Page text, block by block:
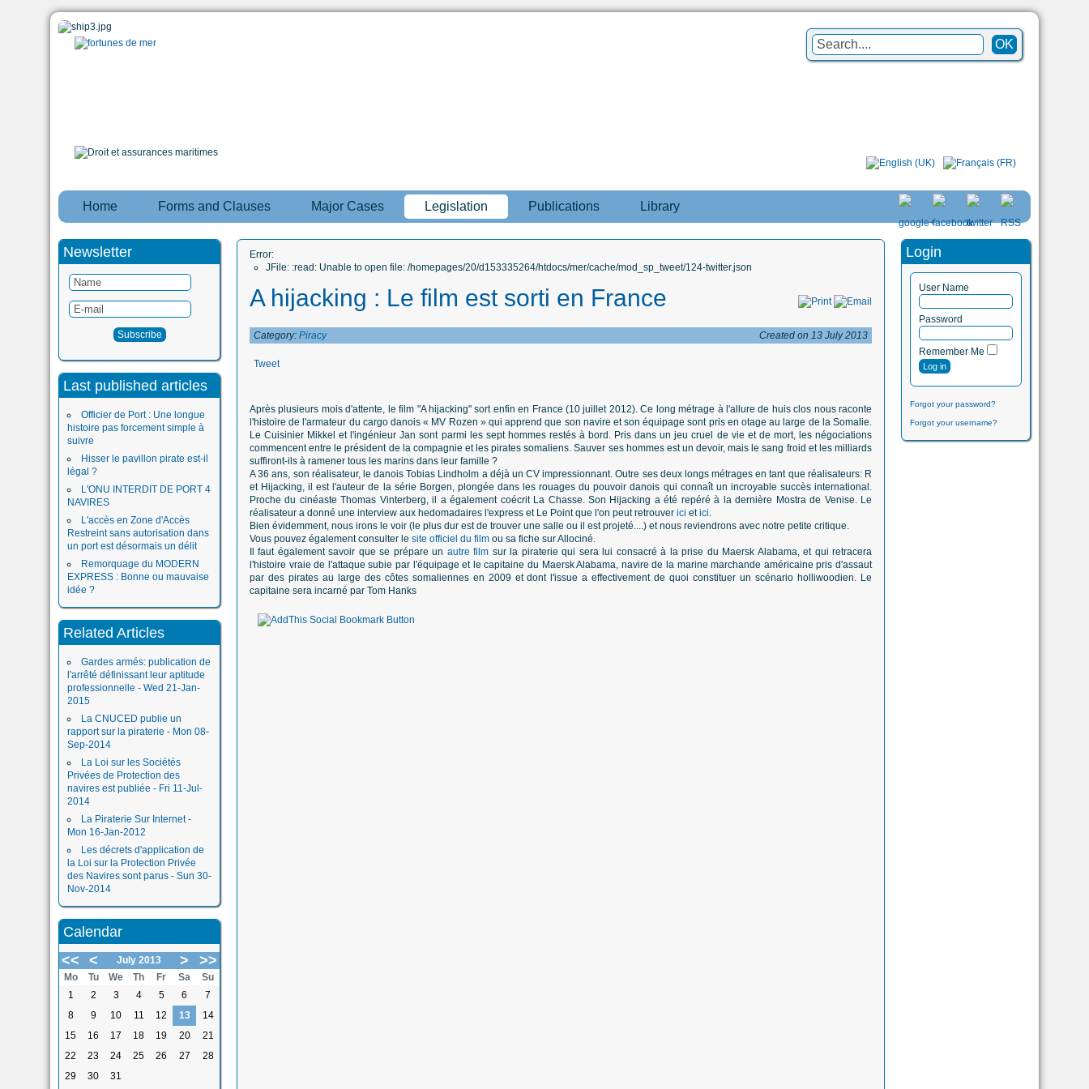
Home Forms and Clauses Major Cases Legislation Publications Library
Newsletter
Last published articles
Officier de Port : Une longue
histoire pas forcement simple à
suivre
Hisser le pavillon pirate est-il
légal ?
L'ONU INTERDIT DE PORT 4
NAVIRES
L'accès en Zone d'Accès
Restreint sans autorisation dans
un port est désormais un délit
Remorquage du MODERN
EXPRESS : Bonne ou mauvaise
idée ?
Related Articles
Gardes armés: publication de
l'arrêté définissant leur aptitude
professionnelle - Wed 21-Jan-
2015
La CNUCED publie un
rapport sur la piraterie - Mon 08-
Sep-2014
La Loi sur les Sociétés
Privées de Protection des
navires est publiée - Fri 11-Jul-
2014
La Piraterie Sur Internet -
Mon 16-Jan-2012
Les décrets d'application de
la Loi sur la Protection Privée
des Navires sont parus - Sun 30-
Nov-2014
Calendar
<<
< July 2013 > >>
Mo Tu We Th Fr Sa
Su
1
2 3 4 5 6
7
8
9 10 11 12 13
14
15
16 17 18 19 20
21
22
23 24 25 26 27
28
29
30 31
Login
User Name
Password
Remember Me
Forgot your password?
Forgot your username?
Error:
JFile: :read: Unable to open file: /homepages/20/d153335264/htdocs/mer/cache/mod_sp_tweet/124-twitter.json
A hijacking : Le film est sorti en France
Category: Piracy Created on 13 July 2013
Tweet
Après plusieurs mois d'attente, le film "A hijacking" sort enfin en France (10 juillet 2012). Ce long métrage à l'allure de huis clos nous raconte
l'histoire de l'armateur du cargo danois « MV Rozen » qui apprend que son navire et son équipage sont pris en otage au large de la Somalie.
Le Cuisinier Mikkel et l'ingénieur Jan sont parmi les sept hommes restés à bord. Pris dans un jeu cruel de vie et de mort, les négociations
commencent entre le président de la compagnie et les pirates somaliens. Sauver ses hommes est un devoir, mais le sang froid et les milliards
suffiront-ils à ramener tous les marins dans leur famille ?
A 36 ans, son réalisateur, le danois Tobias Lindholm a déjà un CV impressionnant. Outre ses deux longs métrages en tant que réalisateurs: R
et Hijacking, il est l'auteur de la série Borgen, plongée dans les rouages du pouvoir danois qui connaît un incroyable succès international.
Proche du cinéaste Thomas Vinterberg, il a également coécrit La Chasse. Son Hijacking a été repéré à la dernière Mostra de Venise. Le
réalisateur a donné une interview aux hedomadaires l'express et Le Point que l'on peut retrouver ici etici.
Bien évidemment, nous irons le voir (le plus dur est de trouver une salle ou il est projeté....) et nous reviendrons avec notre petite critique.
Vous pouvez également consulter le site officiel du film ou sa fiche sur Allociné.
Il faut également savoir que se prépare un autre film sur la piraterie qui sera lui consacré à la prise du Maersk Alabama, et qui retracera
l'histoire vraie de l'attaque subie par l'équipage et le capitaine du Maersk Alabama, navire de la marine marchande américaine pris d'assaut
par des pirates au large des côtes somaliennes en 2009 et dont l'issue a effectivement de quoi constituer un scénario holliwoodien. Le
capitaine sera incarné par Tom Hanks